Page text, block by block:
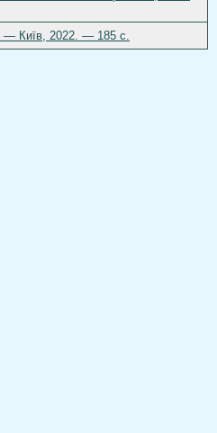
— Київ, 2022. — 185 с.